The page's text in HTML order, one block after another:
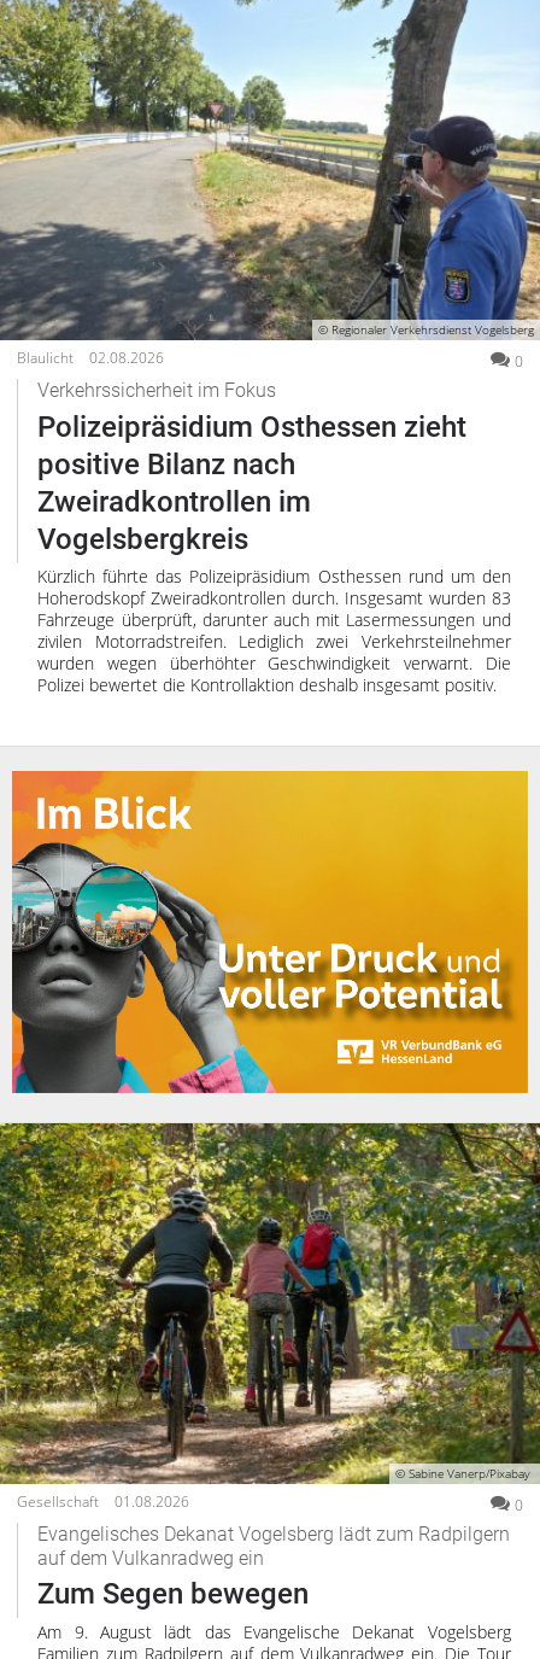
© Regionaler Verkehrsdienst Vogelsberg
Blaulicht 02.08.2026 0
Verkehrssicherheit im Fokus
Polizeipräsidium Osthessen zieht
positive Bilanz nach
Zweiradkontrollen im
Vogelsbergkreis
Kürzlich führte das Polizeipräsidium Osthessen rund um den
Hoherodskopf Zweiradkontrollen durch. Insgesamt wurden 83
Fahrzeuge überprüft, darunter auch mit Lasermessungen und
zivilen Motorradstreifen. Lediglich zwei Verkehrsteilnehmer
wurden wegen überhöhter Geschwindigkeit verwarnt. Die
Polizei bewertet die Kontrollaktion deshalb insgesamt positiv.
© Sabine Vanerp/Pixabay
Gesellschaft 01.08.2026 0
Evangelisches Dekanat Vogelsberg lädt zum Radpilgern
auf dem Vulkanradweg ein
Zum Segen bewegen
Am 9. August lädt das Evangelische Dekanat Vogelsberg
Familien zum Radpilgern auf dem Vulkanradweg ein. Die Tour